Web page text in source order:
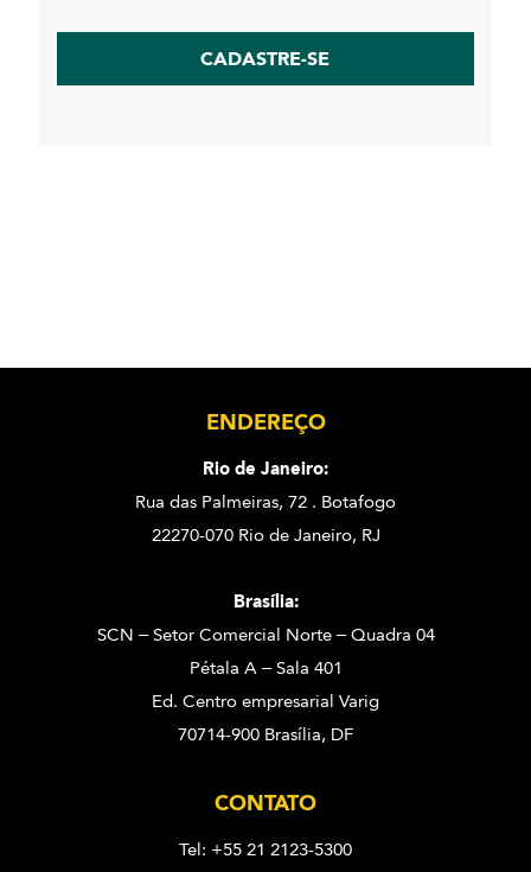
CADASTRE-SE
ENDEREÇO
Rio de Janeiro:
Rua das Palmeiras, 72 . Botafogo
22270-070 Rio de Janeiro, RJ
Brasília:
SCN – Setor Comercial Norte – Quadra 04
Pétala A – Sala 401
Ed. Centro empresarial Varig
70714-900 Brasília, DF
CONTATO
Tel: +55 21 2123-5300